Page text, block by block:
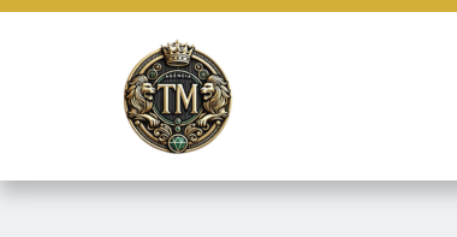
marketing e fornecer conteúdo de terceiros. Leia mais em